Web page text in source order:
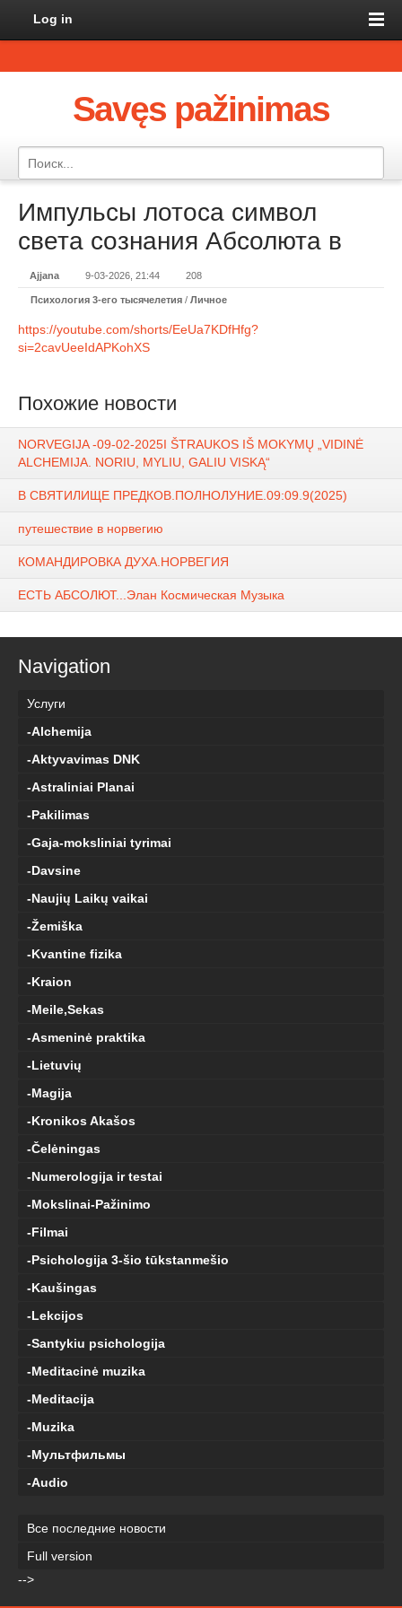
Log in
Savęs pažinimas
Импульсы лотоса символ
света сознания Абсолюта в
Ajjana 9-03-2026, 21:44 208
Психология 3-его тысячелетия / Личное
https://youtube.com/shorts/EeUa7KDfHfg?
si=2cavUeeIdAPKohXS
Похожие новости
NORVEGIJA -09-02-2025I ŠTRAUKOS IŠ MOKYMŲ „VIDINĖ
ALCHEMIJA. NORIU, MYLIU, GALIU VISKĄ“
В СВЯТИЛИЩЕ ПРЕДКОВ.ПОЛНОЛУНИЕ.09:09.9(2025)
путешествие в норвегию
КОМАНДИРОВКА ДУХА.НОРВЕГИЯ
ЕСТЬ АБСОЛЮТ...Элан Космическая Музыка
Navigation
Услуги
-Alchemija
-Aktyvavimas DNK
-Astraliniai Planai
-Pakilimas
-Gaja-moksliniai tyrimai
-Davsine
-Naujių Laikų vaikai
-Žemiška
-Kvantine fizika
-Kraion
-Meile,Sekas
-Asmeninė praktika
-Lietuvių
-Magija
-Kronikos Akašos
-Čelėningas
-Numerologija ir testai
-Mokslinai-Pažinimo
-Filmai
-Psichologija 3-šio tūkstanmešio
-Kaušingas
-Lekcijos
-Santykiu psichologija
-Meditacinė muzika
-Meditacija
-Muzika
-Мультфильмы
-Audio
Все последние новости
Full version
-->